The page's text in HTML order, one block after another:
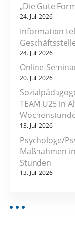
„Die Gute
24. Juli 2026
Information
24. Juli 2026
Online-
20. Juli 2026
TEAM U25 in
13. Juli 2026
Psychologe/
Maßnahmen
Stunden
13. Juli 2026